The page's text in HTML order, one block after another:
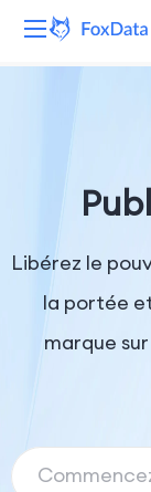
Solutions
Ressources
Libérez le
la portée
marque